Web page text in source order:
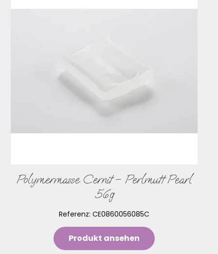
Polymermasse Cernit – Perlmutt Pearl
56g
Referenz: CE0860056085C
Produkt ansehen